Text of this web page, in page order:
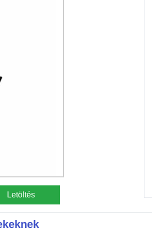
Letöltés